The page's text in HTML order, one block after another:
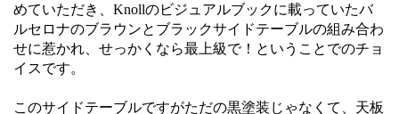
めていただき、Knollのビジュアルブックに載っていたバ
ルセロナのブラウンとブラックサイドテーブルの組み合わ
せに惹かれ、せっかくなら最上級で！ということでのチョ
イスです。
このサイドテーブルですがただの黒塗装じゃなくて、天板